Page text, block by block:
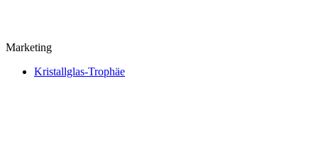
Marketing
Kristallglas-Trophäe